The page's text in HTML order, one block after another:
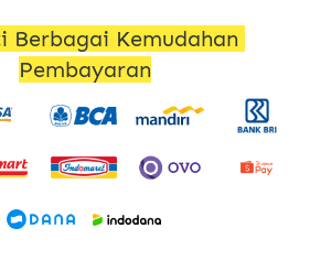
Berbagai Kemudahan
Pembayaran